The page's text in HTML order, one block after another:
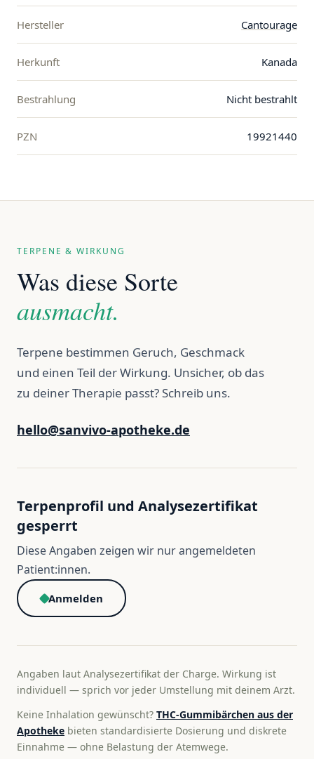
Hersteller Cantourage
Herkunft Kanada
Bestrahlung Nicht bestrahlt
PZN 19921440
TERPENE & WIRKUNG
Was diese Sorte
ausmacht.
Terpene bestimmen Geruch, Geschmack
und einen Teil der Wirkung. Unsicher, ob das
zu deiner Therapie passt? Schreib uns.
hello@sanvivo-apotheke.de
Terpenprofil und Analysezertifikat
gesperrt
Diese Angaben zeigen wir nur angemeldeten
Patient:innen.
Anmelden
Angaben laut Analysezertifikat der Charge. Wirkung ist
individuell — sprich vor jeder Umstellung mit deinem Arzt.
Keine Inhalation gewünscht? THC-Gummibärchen aus der
Apotheke bieten standardisierte Dosierung und diskrete
Einnahme — ohne Belastung der Atemwege.